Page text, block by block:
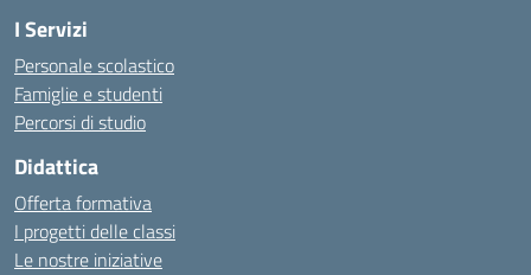
I Servizi
Personale scolastico
Famiglie e studenti
Percorsi di studio
Didattica
Offerta formativa
I progetti delle classi
Le nostre iniziative